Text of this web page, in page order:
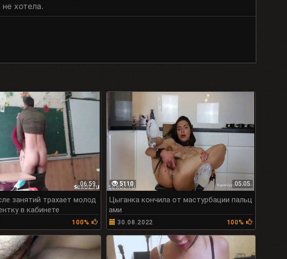
хотела.
06:59
занятий трахает молод
в кабинете
100%
5110 05:05
Цыганка кончила от мастурбации пальц
ами
30.08.2022 100%